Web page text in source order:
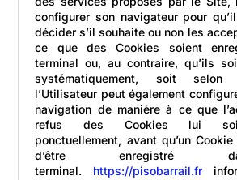
configurer son navigateur pour
décider s’il souhaite ou non les
ce que des Cookies soient
terminal ou, au contraire, qu’ils
systématiquement, soit selon
l’Utilisateur peut également
navigation de manière à ce que
refus des Cookies lui
ponctuellement, avant qu’un
d’être enregistré
terminal.
https://pisobarrail.fr